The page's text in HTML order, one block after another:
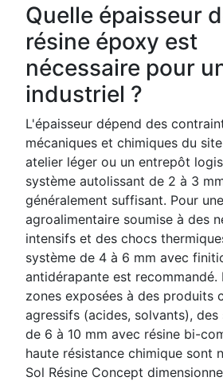
Quelle épaisseur
résine époxy est
nécessaire pour
industriel ?
L'épaisseur dépend des
mécaniques et chimiques du
atelier léger ou un entrepôt
système autolissant de 2 à 3
généralement suffisant. Pour
agroalimentaire soumise à des
intensifs et des chocs
système de 4 à 6 mm avec
antidérapante est recommandé.
zones exposées à des produits
agressifs (acides, solvants), des
de 6 à 10 mm avec résine bi-
haute résistance chimique sont
Sol Résine Concept